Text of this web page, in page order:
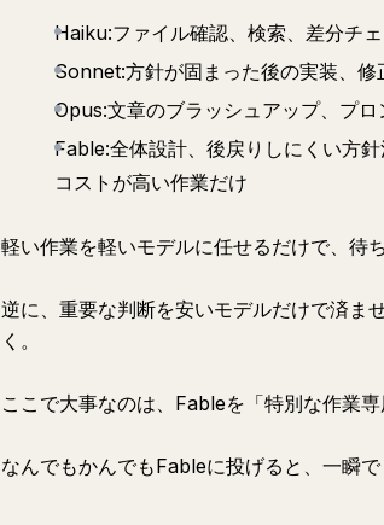
Haiku:ファイル確認、検索、差分チ
Sonnet:方針が固まった後の実装、
Opus:文章のブラッシュアップ、プ
Fable:全体設計、後戻りしにくい方
コストが高い作業だけ
軽い作業を軽いモデルに任せるだけで、待
逆に、重要な判断を安いモデルだけで済ま
く。
ここで大事なのは、Fableを「特別な作業専
なんでもかんでもFableに投げると、一瞬で